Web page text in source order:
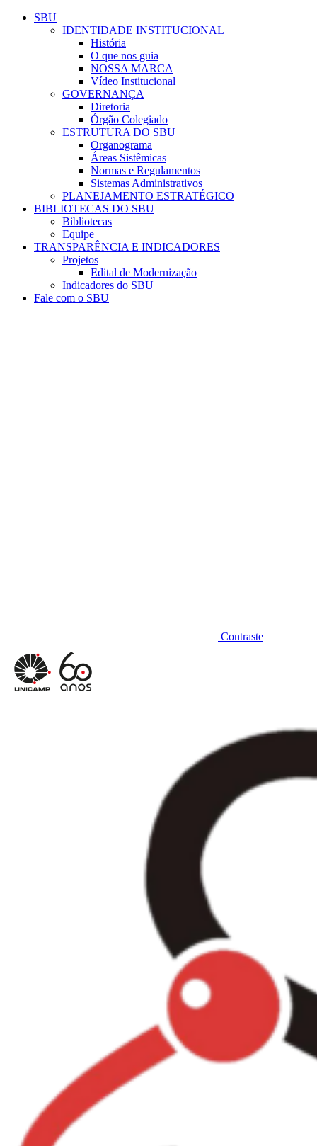
Página Inicial Sistema de
Conteúdo principal
SBU
IDENTIDADE INSTITUCIONAL
História
O que nos guia
NOSSA MARCA
Vídeo Institucional
GOVERNANÇA
Diretoria
Órgão Colegiado
ESTRUTURA DO SBU
Organograma
Áreas Sistêmicas
Normas e Regulamentos
Sistemas Administrativos
PLANEJAMENTO ESTRATÉGICO
BIBLIOTECAS DO SBU
Bibliotecas
Equipe
TRANSPARÊNCIA E INDICADORES
Projetos
Edital de Modernização
Indicadores do SBU
Fale com o SBU
Contraste